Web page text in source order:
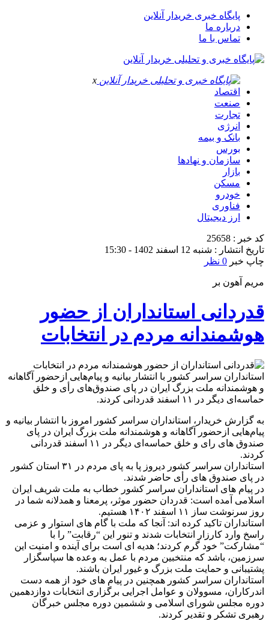
پایگاه خبری خریدار آنلاین
درباره ما
تماس با ما
x
اقتصاد
صنعت
تجارت
انرژی
بانک و بیمه
بورس
سازمان و نهادها
بازار
مسکن
خودرو
فناوری
ارز دیجیتال
کد خبر : 25658
تاریخ انتشار : شنبه 12 اسفند 1402 - 15:30
چاپ خبر 0 نظر
مریم آهون بر
قدردانی استانداران از حضور
هوشمندانه مردم در انتخابات
استانداران سراسر کشور با انتشار بیانیه و پیام‌هایی ازحضور آگاهانه
و هوشمندانه ملت بزرگ ایران در پای صندوق‌های رأی و خلق
حماسه‌ای دیگر در ۱۱ اسفند قدردانی کردند.
به گزارش خریدار، استانداران سراسر کشور امروز با انتشار بیانیه و
پیام‌هایی ازحضور آگاهانه و هوشمندانه ملت بزرگ ایران در پای
صندوق های رای و خلق حماسه‌ای دیگر در ۱۱ اسفند قدردانی
کردند.
استانداران سراسر کشور دیروز پا به پای مردم در ۳۱ استان کشور
در پای صندوق های رأی حاضر شدند.
در پیام های استانداران سراسر کشور خطاب به ملت شریف ایران
اسلامی آمده است: قدردان حضور موثر، پرمعنا و همدلانه شما در
روز سرنوشت ساز ۱۱ اسفند ۱۴۰۲ هستیم.
استانداران تاکید کرده اند: آنجا که ملت با گام های استوار و عزمی
راسخ وارد کارزار انتخابات شدند و تنور این “رقابت” را با
“مشارکت” خود گرم کردند؛ هدیه ای است برای آینده و امنیت این
سرزمین، باشد که منتخبین مردم با عمل به وعده ها سپاسگزار
پشتیبانی و حمایت ملت بزرگ و غیور ایران باشند.
استانداران سراسر کشور همچنین در پیام های خود از همه دست
اندرکاران، مسوولان و عوامل اجرایی برگزاری انتخابات دوازدهمین
دوره مجلس شورای اسلامی و ششمین دوره مجلس خبرگان
رهبری تشکر و تقدیر کردند.